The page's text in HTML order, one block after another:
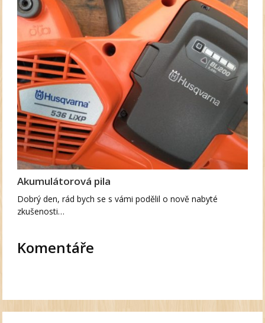
Akumulátorová pila
Dobrý den, rád bych se s vámi podělil o nově nabyté
zkušenosti…
Komentáře